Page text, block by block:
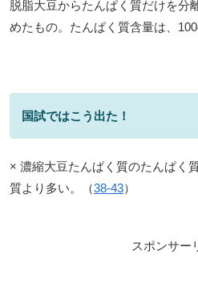
脱脂大豆からたんぱく質だけを分
めたもの。たんぱく質含量は、
国試ではこう出た！
× 濃縮大豆たんぱく質のたんぱく
質より多い。（38-43）
スポンサー